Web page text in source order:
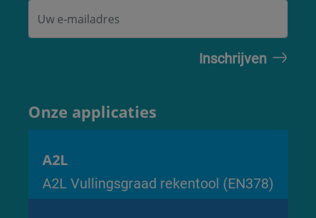
Onze applicaties
A2L
A2L Vullingsgraad rekentool (EN378)